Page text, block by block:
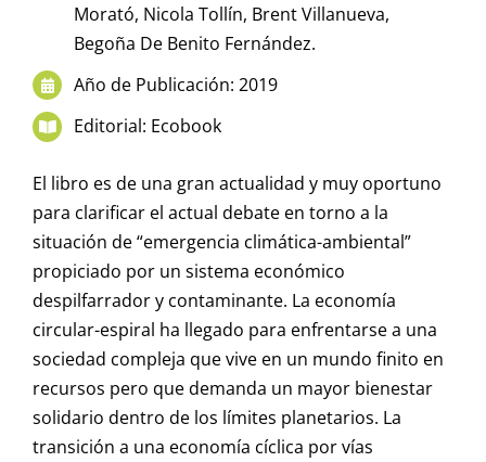
Morató, Nicola Tollín, Brent Villanueva,
Begoña De Benito Fernández.
Año de Publicación: 2019
Editorial: Ecobook
El libro es de una gran actualidad y muy oportuno
para clarificar el actual debate en torno a la
situación de “emergencia climática-ambiental”
propiciado por un sistema económico
despilfarrador y contaminante. La economía
circular-espiral ha llegado para enfrentarse a una
sociedad compleja que vive en un mundo finito en
recursos pero que demanda un mayor bienestar
solidario dentro de los límites planetarios. La
transición a una economía cíclica por vías